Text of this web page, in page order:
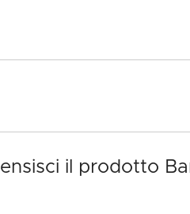
il prodotto